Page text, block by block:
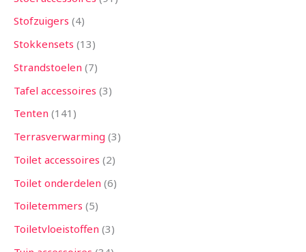
Stofzuigers 4
Stokkensets 13
Strandstoelen 7
Tafel accessoires 3
Tenten 141
Terrasverwarming 3
Toilet accessoires 2
Toilet onderdelen 6
Toiletemmers 5
Toiletvloeistoffen 3